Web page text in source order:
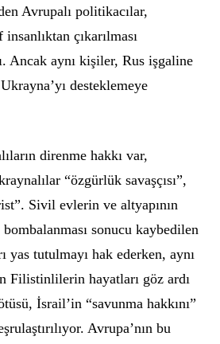
Avrupalı politikacılar,
çıkarılması
Ancak aynı kişiler, Rus işgaline
desteklemeye
direnme hakkı var,
“özgürlük savaşçısı”,
Sivil evlerin ve altyapının
sonucu kaybedilen
yas tutulmayı hak ederken, aynı
Filistinlilerin hayatları göz ardı
tüsü, İsrail’in “savunma hakkını”
Avrupa’nın bu